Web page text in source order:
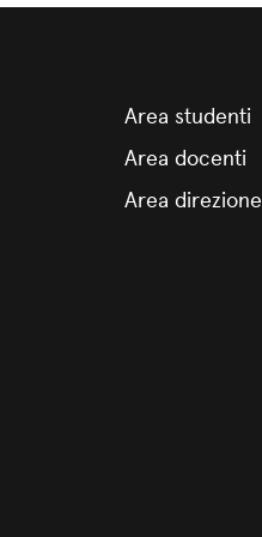
Area studenti
Area docenti
Area direzione